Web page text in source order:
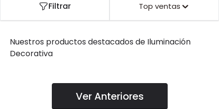
Filtrar Top ventas
Nuestros productos destacados de Iluminación
Decorativa
Ver Anteriores